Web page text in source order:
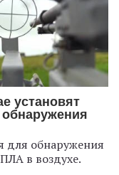
установят
для обнаружения
в воздухе.